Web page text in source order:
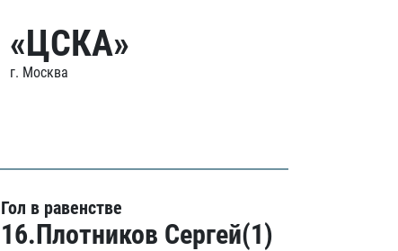
«ЦСКА»
г. Москва
Гол в равенстве
16.Плотников Сергей(1)